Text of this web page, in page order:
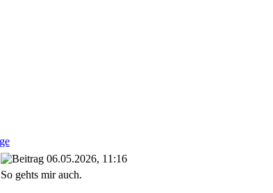
06.05.2026, 11:16
So gehts mir auch.